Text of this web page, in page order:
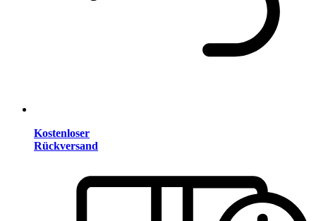
Kostenloser
Rückversand